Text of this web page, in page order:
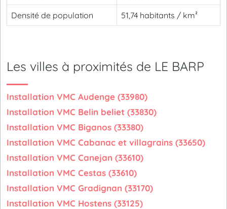
Densité de population 51,74 habitants / km²
Les villes à proximités de LE BARP
Installation VMC Audenge (33980)
Installation VMC Belin beliet (33830)
Installation VMC Biganos (33380)
Installation VMC Cabanac et villagrains (33650)
Installation VMC Canejan (33610)
Installation VMC Cestas (33610)
Installation VMC Gradignan (33170)
Installation VMC Hostens (33125)